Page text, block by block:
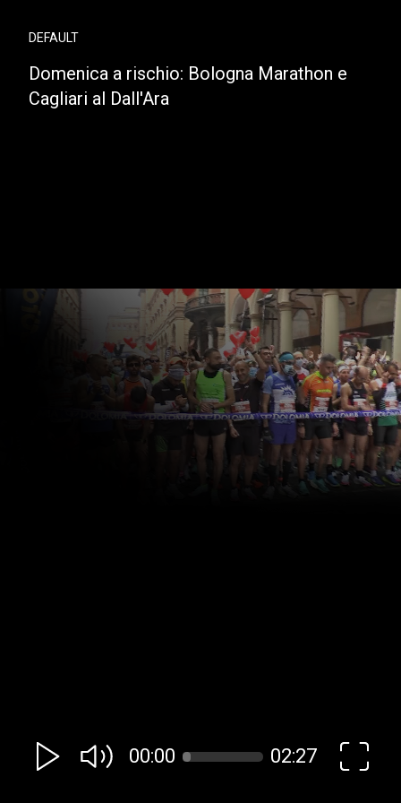
DEFAULT
Domenica a rischio: Bologna Marathon e
Cagliari al Dall'Ara
00:00 02:27